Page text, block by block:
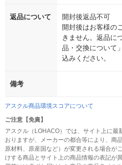
返品について
開封後返品不可
開封後はお客様の
きません。返品に
品・交換について
込みください。
備考
アスクル商品環境スコアについて
ご注意【免責】
アスクル（LOHACO）では、サイト上に最
おりますが、メーカーの都合等により、商
原材料、原産国など）が変更される場合が
けする商品とサイト上の商品情報の表記が